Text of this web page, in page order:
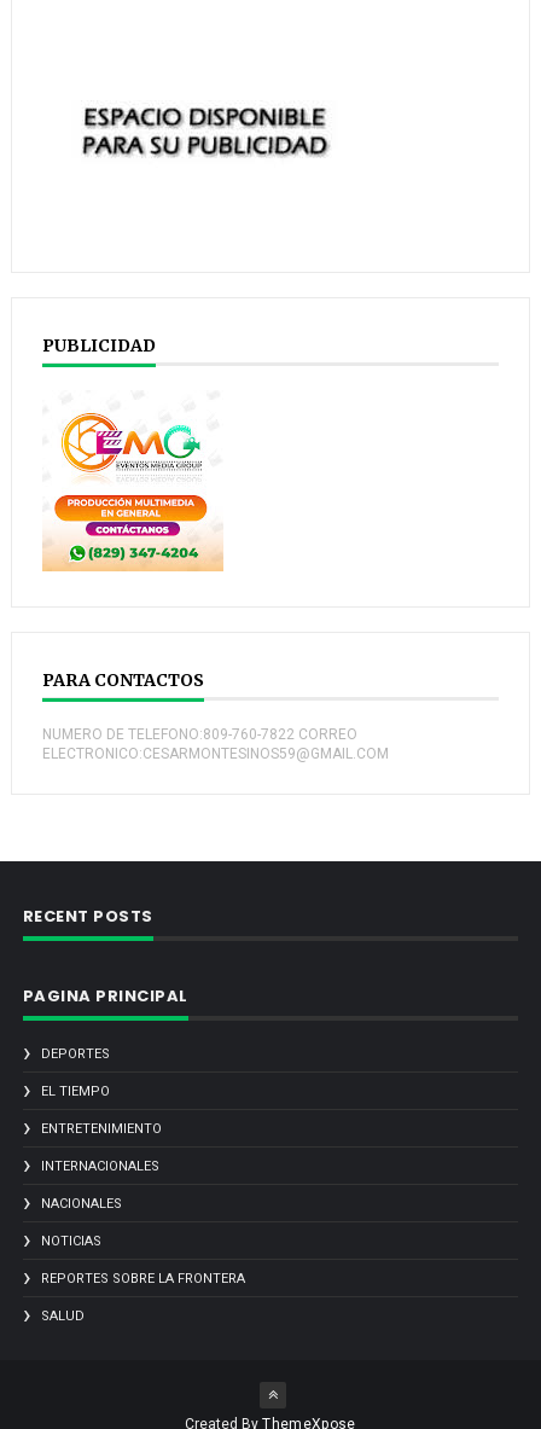
PUBLICIDAD
PARA CONTACTOS
NUMERO DE TELEFONO:809-760-7822 CORREO
ELECTRONICO:CESARMONTESINOS59@GMAIL.COM
RECENT POSTS
PAGINA PRINCIPAL
DEPORTES
EL TIEMPO
ENTRETENIMIENTO
INTERNACIONALES
NACIONALES
NOTICIAS
REPORTES SOBRE LA FRONTERA
SALUD
Created ByThemeXpose